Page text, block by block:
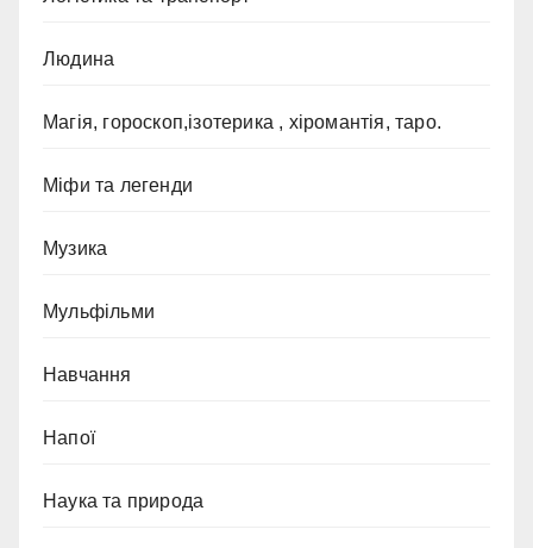
Людина
Магія, гороскоп,ізотерика , хіромантія, таро.
Міфи та легенди
Музика
Мульфільми
Навчання
Напої
Наука та природа